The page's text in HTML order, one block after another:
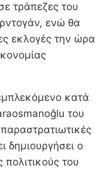
τράπεζες του
ενώ θα
εκλογές την ώρα
κατά
του
δημιουργήσει ο
του